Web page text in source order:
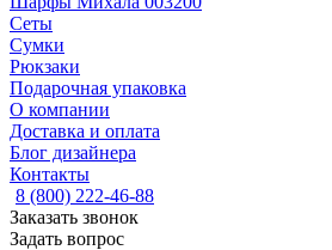
Сеты
Сумки
Рюкзаки
Подарочная упаковка
О компании
Доставка и оплата
Блог дизайнера
Контакты
8 (800) 222-46-88
Заказать звонок
Задать вопрос